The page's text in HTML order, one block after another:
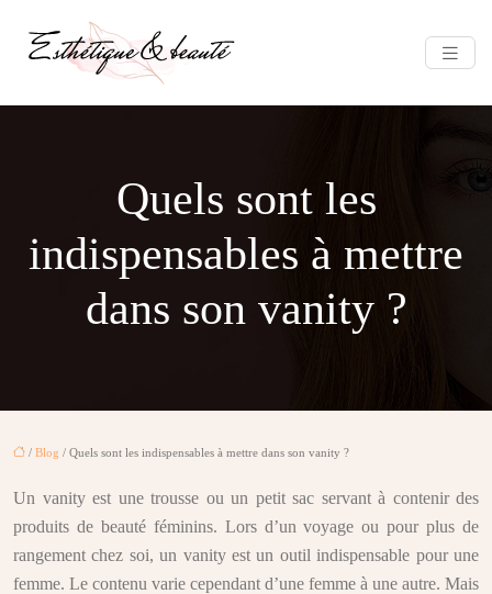
Quels sont les
indispensables à mettre
dans son vanity ?
/ Blog / Quels sont les indispensables à mettre dans son vanity ?
Un vanity est une trousse ou un petit sac servant à contenir des
produits de beauté féminins. Lors d’un voyage ou pour plus de
rangement chez soi, un vanity est un outil indispensable pour une
femme. Le contenu varie cependant d’une femme à une autre. Mais